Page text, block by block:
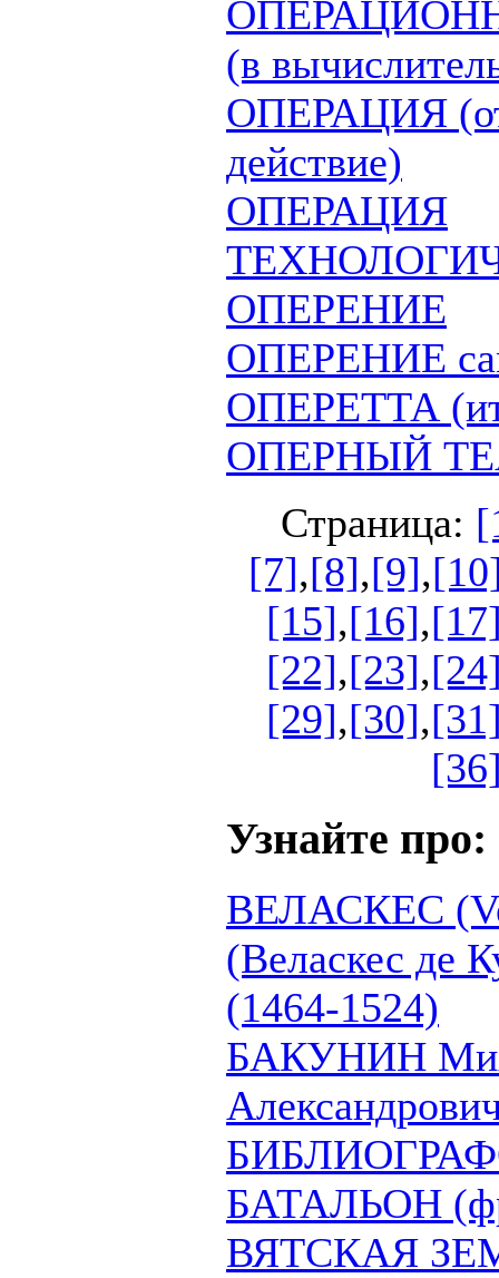
(в
ОПЕРАЦИЯ
действие)
ОПЕРАЦИЯ
ОПЕРЕНИЕ
ОПЕРЕНИЕ
ОПЕРЕТТА
ОПЕРНЫЙ
Страница:
[7],[8],[9],
[15],[16],
[22],[23],
[29],[30],
Узнайте про:
ВЕЛАСКЕС
(Веласкес де
(1464-1524)
БАКУНИН
БАТАЛЬОН
ВЯТСКАЯ